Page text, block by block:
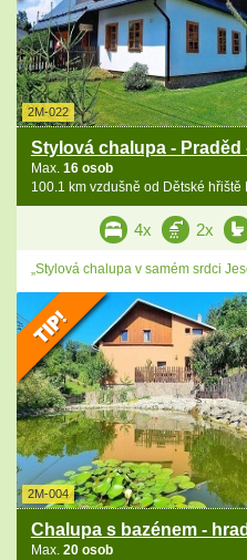
2M-022
Stylová chalupa -
Max. 16 osob
100.1 km vzdušně od Dětské hřiště
4x 2x
„Stylová chalupa v samém srdci
2M-004
Chalupa s bazénem -
Max. 20 osob